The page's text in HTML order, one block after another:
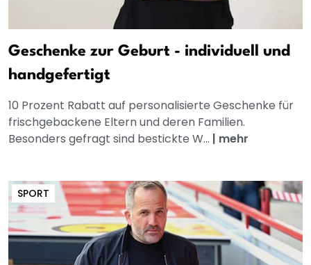
Geschenke zur Geburt - individuell und
handgefertigt
10 Prozent Rabatt auf personalisierte Geschenke für
frischgebackene Eltern und deren Familien.
Besonders gefragt sind bestickte W... | mehr
SPORT